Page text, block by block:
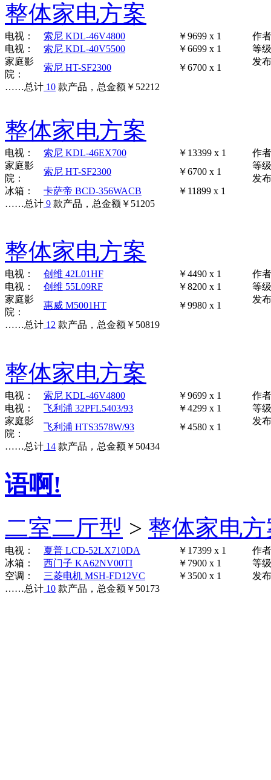
整体家电方案
电视： 索尼 KDL-46V4800
￥9699 x 1
电视：
索尼 KDL-40V5500
￥6699 x 1
家庭影
院：
索尼 HT-SF2300
￥6700 x 1
……总计 10 款产品，总金额 ￥ 52212
作
等
发
整体家电方案
电视： 索尼 KDL-46EX700
￥13399 x 1
家庭影
院：
索尼 HT-SF2300
￥6700 x 1
冰箱：
卡萨帝 BCD-356WACB
￥11899 x 1
……总计 9 款产品，总金额 ￥ 51205
作
等
发
整体家电方案
电视： 创维 42L01HF
￥4490 x 1
电视：
创维 55L09RF
￥8200 x 1
家庭影
院：
惠威 M5001HT
￥9980 x 1
……总计 12 款产品，总金额 ￥ 50819
作
等
发
整体家电方案
电视： 索尼 KDL-46V4800
￥9699 x 1
电视：
飞利浦 32PFL5403/93
￥4299 x 1
家庭影
院：
飞利浦 HTS3578W/93
￥4580 x 1
……总计 14 款产品，总金额 ￥ 50434
作
等
发
语啊!
二室二厅型 > 整体家电
电视： 夏普 LCD-52LX710DA
￥17399 x 1
冰箱：
西门子 KA62NV00TI
￥7900 x 1
空调：
三菱电机 MSH-FD12VC
￥3500 x 1
……总计 10 款产品，总金额 ￥ 50173
作
等
发